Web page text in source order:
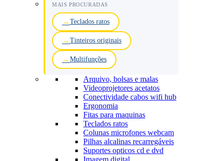
MAIS PROCURADAS
Teclados ratos
Tinteiros originais
Multifunções
Arquivo, bolsas e malas
Videoprojetores acetatos
Conectividade cabos wifi hub
Ergonomia
Fitas para maquinas
Teclados ratos
Colunas microfones webcam
Pilhas alcalinas recarregáveis
Suportes opticos cd e dvd
Imagem digital